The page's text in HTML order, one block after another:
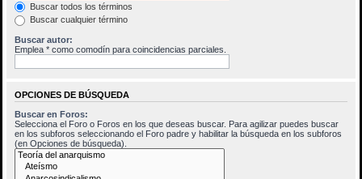
Buscar todos los términos
Buscar cualquier término
Buscar autor:
Emplea * como comodín para coincidencias parciales.
OPCIONES DE BÚSQUEDA
Buscar en Foros:
Selecciona el Foro o Foros en los que deseas buscar. Para agilizar puedes buscar
en los subforos seleccionando el Foro padre y habilitar la búsqueda en los subforos
(en Opciones de búsqueda).